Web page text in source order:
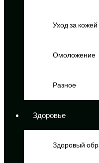
Уход за кожей
Омоложение
Разное
Здоровье
Здоровый